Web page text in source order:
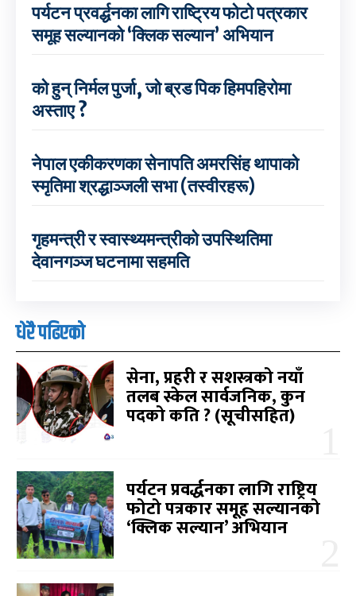
पर्यटन प्रवर्द्धनका लागि राष्ट्रिय फोटो पत्रकार
समूह सल्यानको ‘क्लिक सल्यान’ अभियान
को हुन् निर्मल पुर्जा, जो ब्रड पिक हिमपहिरोमा
अस्ताए ?
नेपाल एकीकरणका सेनापति अमरसिंह थापाको
स्मृतिमा श्रद्धाञ्जली सभा (तस्वीरहरू)
गृहमन्त्री र स्वास्थ्यमन्त्रीको उपस्थितिमा
देवानगञ्ज घटनामा सहमति
धेरै पढिएको
सेना, प्रहरी र सशस्त्रको नयाँ
तलब स्केल सार्वजनिक, कुन
पदको कति ? (सूचीसहित)
पर्यटन प्रवर्द्धनका लागि राष्ट्रिय
फोटो पत्रकार समूह सल्यानको
‘क्लिक सल्यान’ अभियान